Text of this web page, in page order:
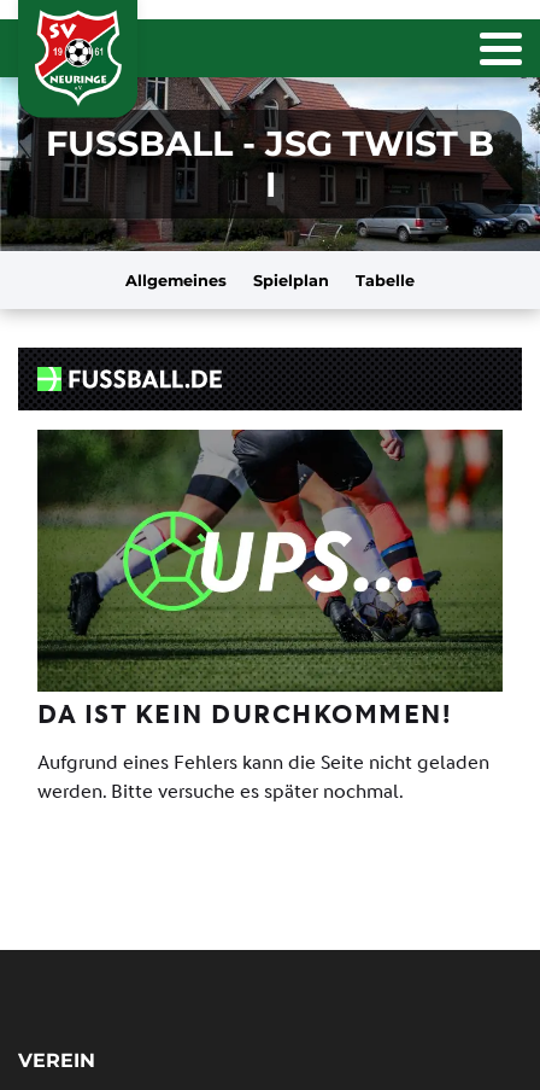
FUSSBALL - JSG TWIST B
I
Allgemeines Spielplan Tabelle
VEREIN